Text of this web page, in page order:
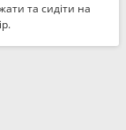
та сидіти на